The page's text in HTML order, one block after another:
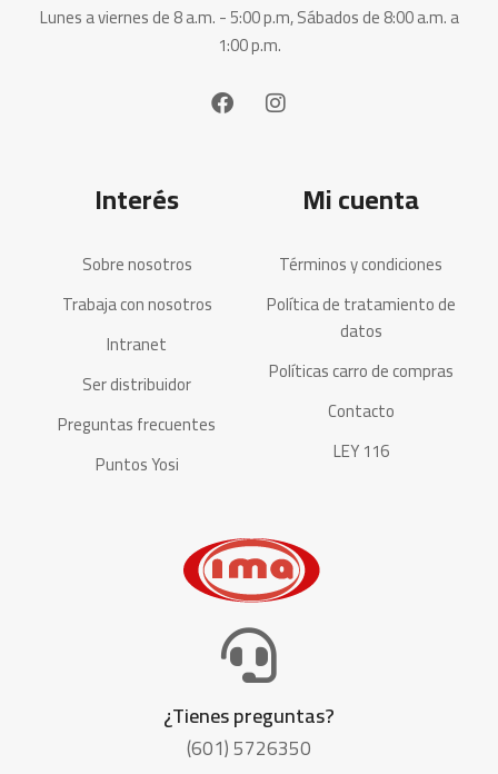
Lunes a viernes de 8 a.m. - 5:00 p.m, Sábados de 8:00 a.m. a
1:00 p.m.
Interés
Sobre nosotros
Trabaja con nosotros
Intranet
Ser distribuidor
Preguntas frecuentes
Puntos Yosi
Mi cuenta
Términos y condiciones
Política de tratamiento de
datos
Políticas carro de compras
Contacto
LEY 116
¿Tienes preguntas?
(601) 5726350